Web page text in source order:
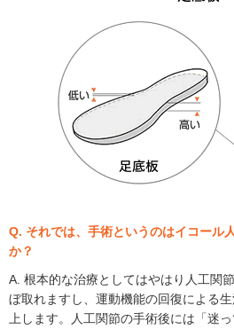
Q. それでは、手術というのはイコール
か？
A. 根本的な治療としてはやはり人工関
ぼ取れますし、運動機能の回復による
上します。人工関節の手術後には「迷